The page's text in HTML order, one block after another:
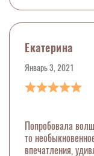
Екатерина
Январь 3, 2021
Попробовала
то
впечатления,